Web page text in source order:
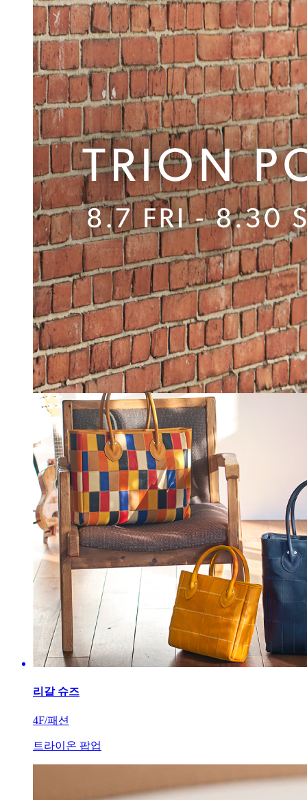
리갈 슈즈
4F/패션
트라이온 팝업